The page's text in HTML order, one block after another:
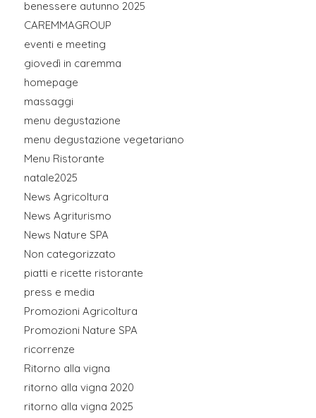
benessere autunno 2025
CAREMMAGROUP
eventi e meeting
giovedì in caremma
homepage
massaggi
menu degustazione
menu degustazione vegetariano
Menu Ristorante
natale2025
News Agricoltura
News Agriturismo
News Nature SPA
Non categorizzato
piatti e ricette ristorante
press e media
Promozioni Agricoltura
Promozioni Nature SPA
ricorrenze
Ritorno alla vigna
ritorno alla vigna 2020
ritorno alla vigna 2025